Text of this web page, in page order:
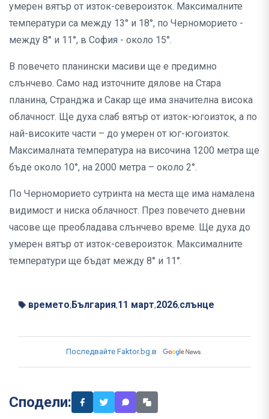
умерен вятър от изток-североизток. Максималните
температури са между 13° и 18°, по Черноморието -
между 8° и 11°, в София - около 15°.
В повечето планински масиви ще е предимно
слънчево. Само над източните дялове на Стара
планина, Странджа и Сакар ще има значителна висока
облачност. Ще духа слаб вятър от изток-югоизток, а по
най-високите части – до умерен от юг-югоизток.
Максималната температура на височина 1200 метра ще
бъде около 10°, на 2000 метра – около 2°.
По Черноморието сутринта на места ще има намалена
видимост и ниска облачност. През повечето дневни
часове ще преобладава слънчево време. Ще духа до
умерен вятър от изток-североизток. Максималните
температури ще бъдат между 8° и 11°.
времето, България,11 март,2026,слънце
Последвайте Faktor.bg в
Сподели: